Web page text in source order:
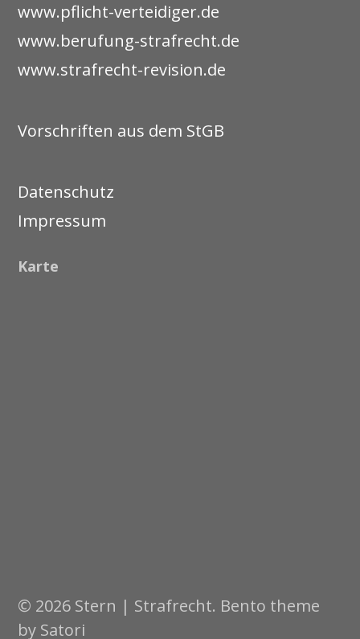
www.pflicht-verteidiger.de
www.berufung-strafrecht.de
www.strafrecht-revision.de
Vorschriften aus dem StGB
Datenschutz
Impressum
Karte
© 2026 Stern | Strafrecht. Bento theme
by Satori